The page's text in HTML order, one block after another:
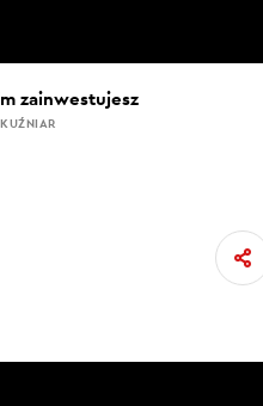
zainwestujesz